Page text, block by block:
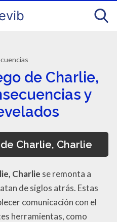
de Charlie,
y
Charlie, Charlie
Charlie se remonta a
de siglos atrás. Estas
comunicación con el
herramientas, como